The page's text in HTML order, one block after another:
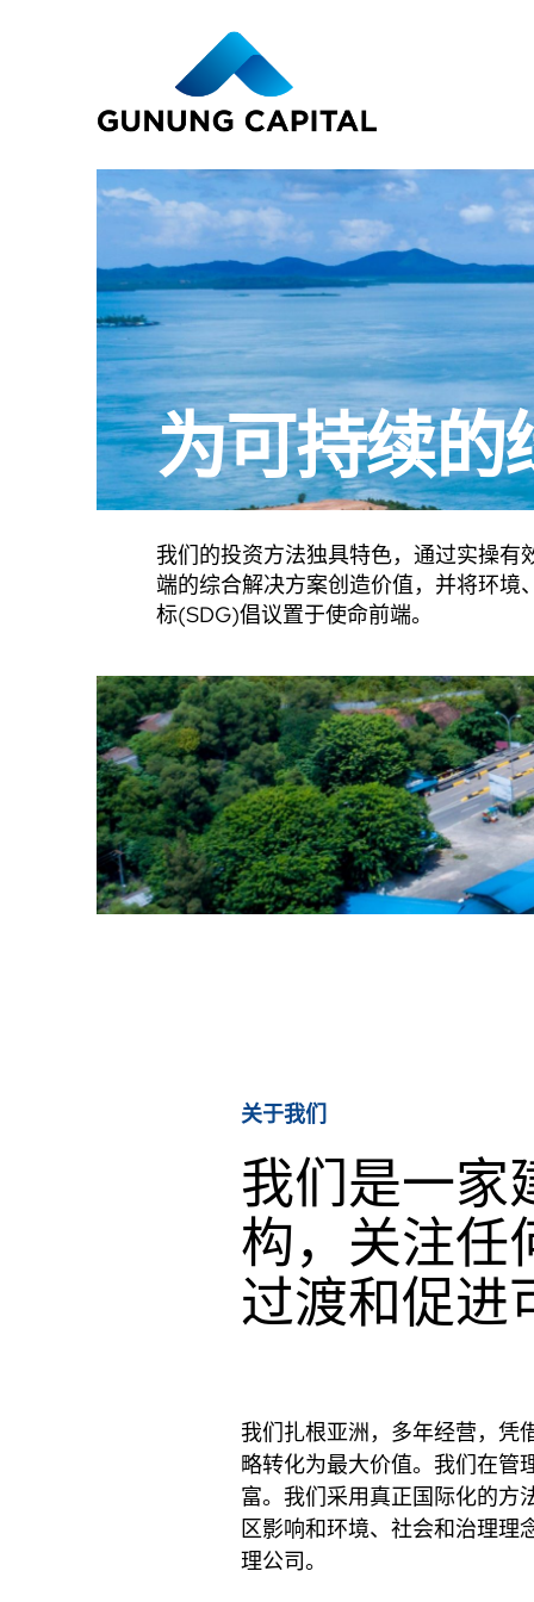
为可持续的
我们的投资方法独具特色，通过实操
端的综合解决方案创造价值，并将环
标(SDG)倡议置于使命前端。
关于我们
我们是一家
构，关注任
过渡和促进
我们扎根亚洲，多年经营，凭
略转化为最大价值。我们在管
富。我们采用真正国际化的方
区影响和环境、社会和治理理
理公司。